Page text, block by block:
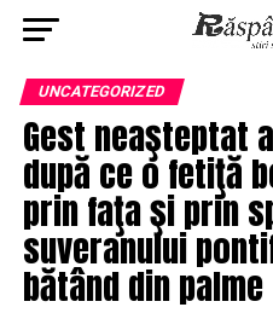
UNCATEGORIZED
Gest neaşteptat
după ce o fetiţă
prin faţa şi prin
suveranului
bătând din palme